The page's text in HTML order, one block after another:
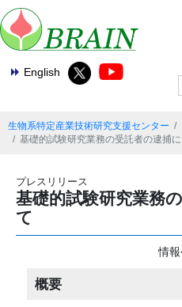
English
生物系特定産業技術研究支援センター
基礎的試験研究業務の受託者の逮捕
プレスリリース
基礎的試験研究業務
て
情
概要